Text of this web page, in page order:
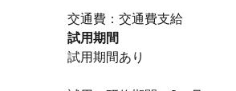
交通費：交通費支給
試用期間
試用期間あり